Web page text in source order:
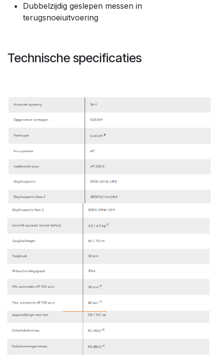
Dubbelzijdig geslepen messen in
terugsnoeiuitvoering
Technische specificaties